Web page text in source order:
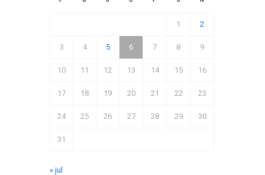
1 2
3 4 5 6 7 8 9
10 11 12 13 14 15 16
17 18 19 20 21 22 23
24 25 26 27 28 29 30
31
« jul